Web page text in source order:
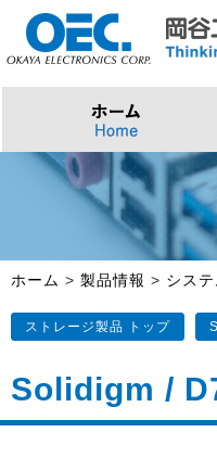
プロセッサ
>Intel (IoT/Embedded)
>Intel Arc Graphics
>AI・IoTソリューション
>インテル IoTソリューション
>評価開発キット
>LLMソリューション
>会社概要
>製品・御見積お問い合わせ
ホーム > 製品情報 > システ
ストレージ製品 トップ
Solidigm /